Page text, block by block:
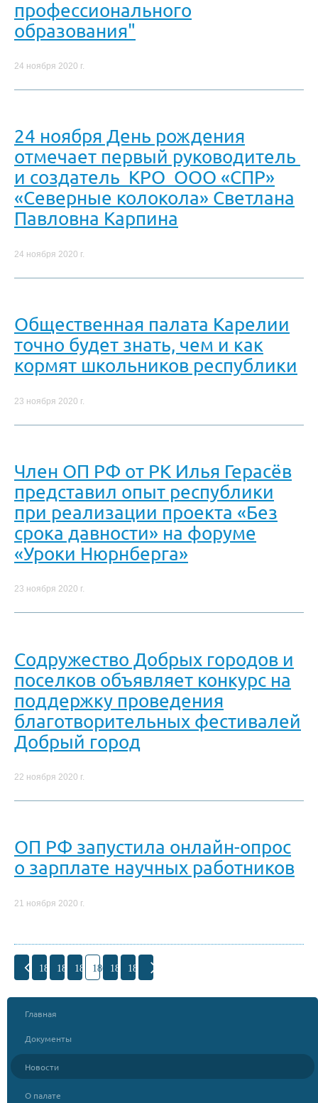
профессионального
образования"
24 ноября 2020 г.
24 ноября День рождения
отмечает первый руководитель
и создатель КРО ООО «СПР»
«Северные колокола» Светлана
Павловна Карпина
24 ноября 2020 г.
Общественная палата Карелии
точно будет знать, чем и как
кормят школьников республики
23 ноября 2020 г.
Член ОП РФ от РК Илья Герасёв
представил опыт республики
при реализации проекта «Без
срока давности» на форуме
«Уроки Нюрнберга»
23 ноября 2020 г.
Содружество Добрых городов и
поселков объявляет конкурс на
поддержку проведения
благотворительных фестивалей
Добрый город
22 ноября 2020 г.
ОП РФ запустила онлайн-опрос
о зарплате научных работников
21 ноября 2020 г.
183 184 185 186 187 188
Главная
Документы
Новости
О палате